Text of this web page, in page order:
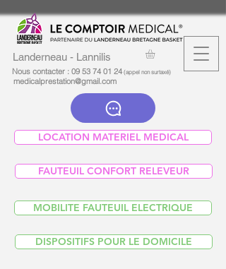
Landerneau - Lannilis
Nous contacter : 09 53 74 01 24 (appel non surtaxé)
medicalprestation@gmail.com
DISPOSITIFS POUR LE DOMICILE
LOCATION MATERIEL MEDICAL
MOBILITE FAUTEUIL ELECTRIQUE
FAUTEUIL CONFORT RELEVEUR